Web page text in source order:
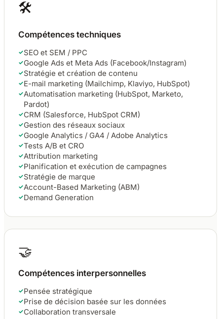
🛠
Compétences techniques
✓SEO et SEM / PPC
✓Google Ads et Meta Ads (Facebook/Instagram)
✓Stratégie et création de contenu
✓E-mail marketing (Mailchimp, Klaviyo, HubSpot)
✓Automatisation marketing (HubSpot, Marketo,
Pardot)
✓CRM (Salesforce, HubSpot CRM)
✓Gestion des réseaux sociaux
✓Google Analytics / GA4 / Adobe Analytics
✓Tests A/B et CRO
✓Attribution marketing
✓Planification et exécution de campagnes
✓Stratégie de marque
✓Account-Based Marketing (ABM)
✓Demand Generation
🤝
Compétences interpersonnelles
✓Pensée stratégique
✓Prise de décision basée sur les données
✓Collaboration transversale